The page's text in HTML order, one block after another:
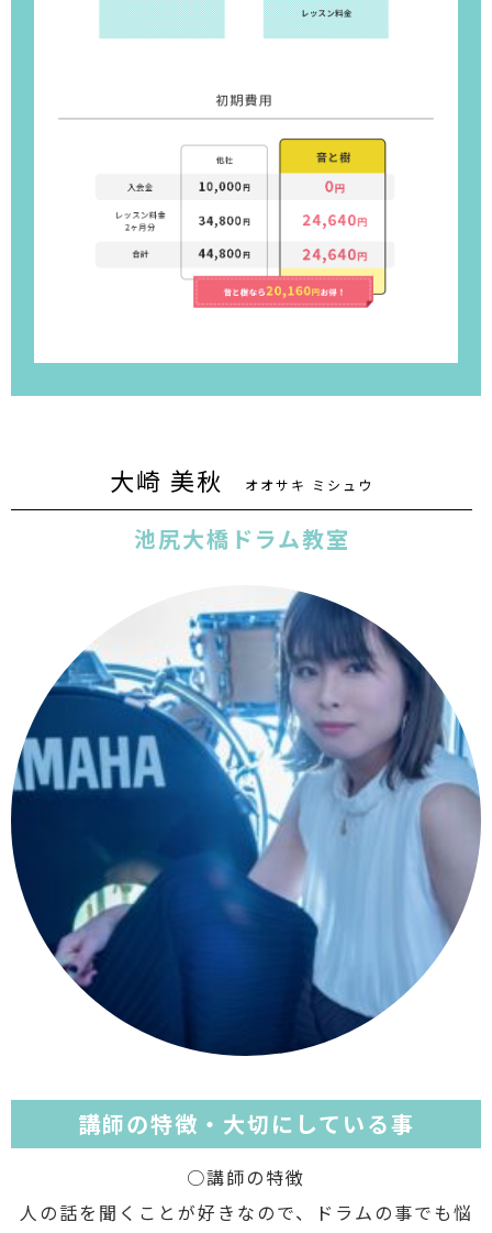
大崎 美秋 オオサキ ミシュウ
池尻大橋ドラム教室
講師の特徴・大切にしている事
○講師の特徴
人の話を聞くことが好きなので、ドラムの事でも悩